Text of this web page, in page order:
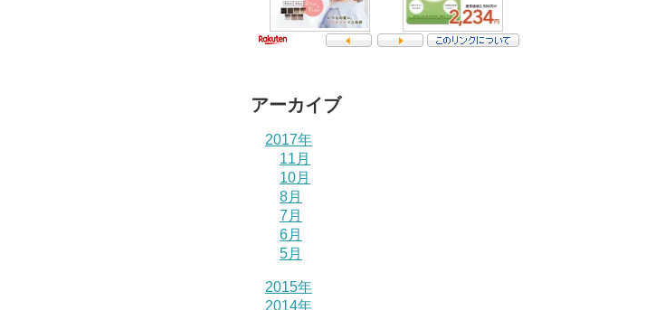
アーカイブ
2017年
11月
10月
8月
7月
6月
5月
2015年
2014年